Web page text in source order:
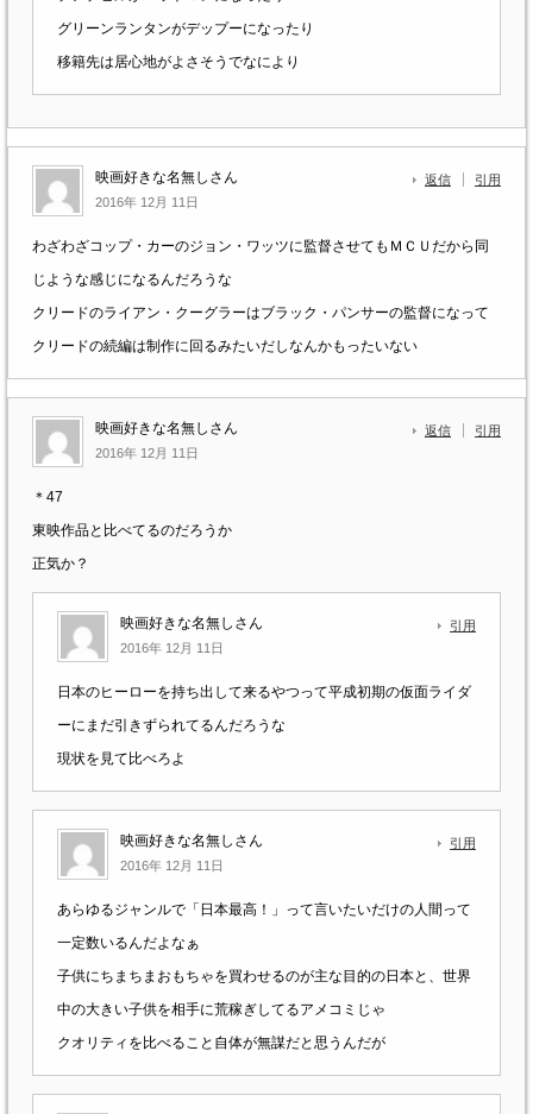
グリーンランタンがデップーになったり
移籍先は居心地がよさそうでなにより
映画好きな名無しさん
2016年 12月 11日
返信 引用
わざわざコップ・カーのジョン・ワッツに監督させてもＭＣＵだから同
じような感じになるんだろうな
クリードのライアン・クーグラーはブラック・パンサーの監督になって
クリードの続編は制作に回るみたいだしなんかもったいない
映画好きな名無しさん
2016年 12月 11日
返信 引用
＊47
東映作品と比べてるのだろうか
正気か？
映画好きな名無しさん
2016年 12月 11日
引用
日本のヒーローを持ち出して来るやつって平成初期の仮面ライダ
ーにまだ引きずられてるんだろうな
現状を見て比べろよ
映画好きな名無しさん
2016年 12月 11日
引用
あらゆるジャンルで「日本最高！」って言いたいだけの人間って
一定数いるんだよなぁ
子供にちまちまおもちゃを買わせるのが主な目的の日本と、世界
中の大きい子供を相手に荒稼ぎしてるアメコミじゃ
クオリティを比べること自体が無謀だと思うんだが